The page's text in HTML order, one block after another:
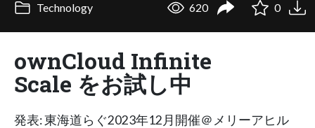
Technology 620 0
ownCloud Infinite
Scale をお試し中
発表: 東海道らぐ2023年12月開催＠メリーアヒル